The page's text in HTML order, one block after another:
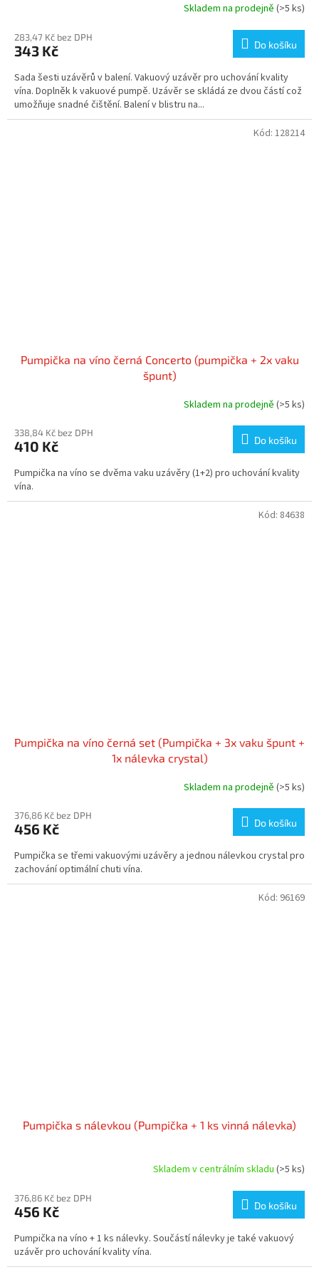
Skladem na prodejně (>5 ks)
283,47 Kč bez DPH
343 Kč Do košíku
Sada šesti uzávěrů v balení. Vakuový uzávěr pro uchování kvality
vína. Doplněk k vakuové pumpě. Uzávěr se skládá ze dvou částí což
umožňuje snadné čištění. Balení v blistru na...
Pumpička na víno černá Concerto (pumpička + 2x vaku
špunt)
Skladem na prodejně (>5 ks)
338,84 Kč bez DPH
410 Kč Do košíku
Pumpička na víno se dvěma vaku uzávěry (1+2) pro uchování kvality
vína.
Kód: 128214
Pumpička na víno černá set (Pumpička + 3x vaku špunt +
1x nálevka crystal)
Skladem na prodejně (>5 ks)
376,86 Kč bez DPH
456 Kč Do košíku
Pumpička se třemi vakuovými uzávěry a jednou nálevkou crystal pro
zachování optimální chuti vína.
Kód: 84638
Pumpička s nálevkou (Pumpička + 1 ks vinná nálevka)
Skladem v centrálním skladu (>5 ks)
376,86 Kč bez DPH
456 Kč Do košíku
Pumpička na víno + 1 ks nálevky. Součástí nálevky je také vakuový
uzávěr pro uchování kvality vína.
Kód: 96169